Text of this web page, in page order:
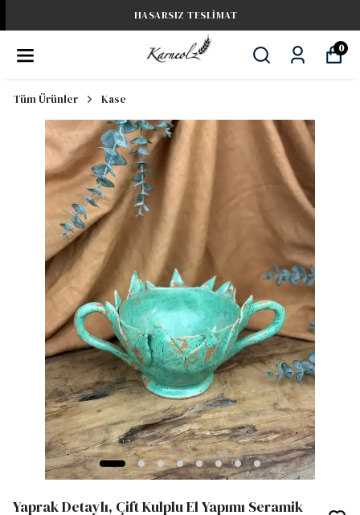
HASARSIZ TESLIMAT
0
Tüm Ürünler Kase
Yaprak Detaylı, Çift Kulplu El Yapımı Seramik